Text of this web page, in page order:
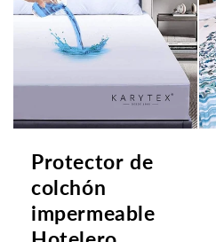
Protector de
colchón
impermeable